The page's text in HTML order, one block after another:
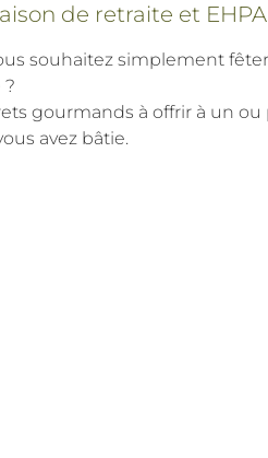
de retraite et
souhaitez simplement
?
gourmands à offrir à un
avez bâtie.